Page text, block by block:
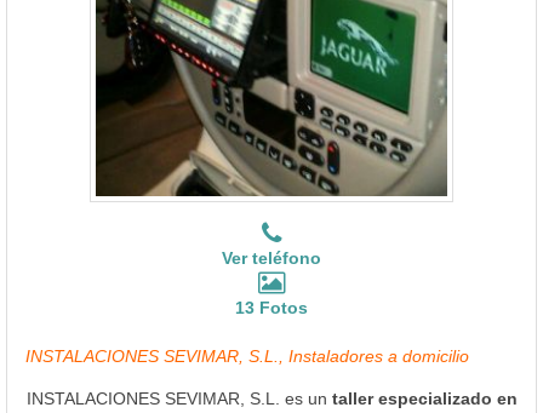
Ver teléfono
13 Fotos
INSTALACIONES SEVIMAR, S.L., Instaladores a domicilio
INSTALACIONES SEVIMAR, S.L. es un taller especializado en